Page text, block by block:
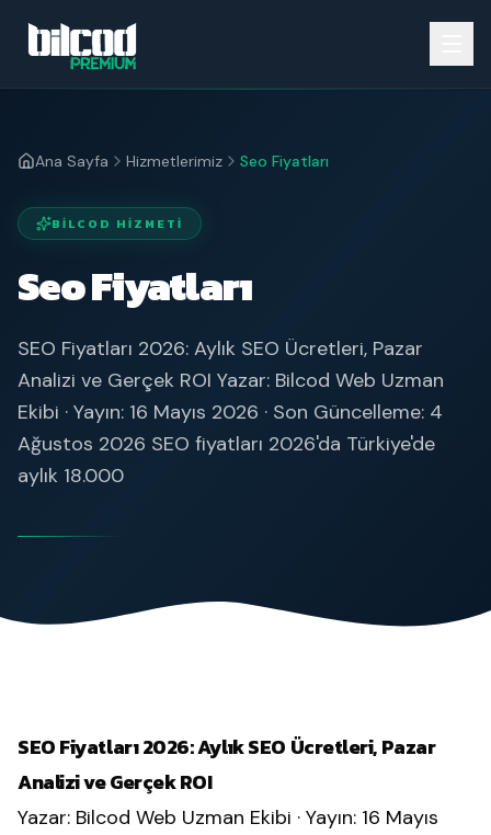
Ana Sayfa Hizmetlerimiz Seo Fiyatları
BILCOD HIZMETI
Seo Fiyatları
SEO Fiyatları 2026: Aylık SEO Ücretleri, Pazar
Analizi ve Gerçek ROI Yazar: Bilcod Web Uzman
Ekibi · Yayın: 16 Mayıs 2026 · Son Güncelleme: 4
Ağustos 2026 SEO fiyatları 2026'da Türkiye'de
aylık 18.000
SEO Fiyatları 2026: Aylık SEO Ücretleri, Pazar
Analizi ve Gerçek ROI
Yazar: Bilcod Web Uzman Ekibi · Yayın: 16 Mayıs